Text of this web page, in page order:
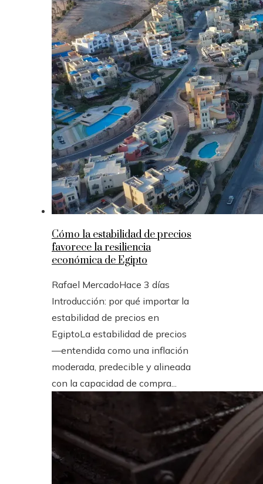
Cómo la estabilidad de precios
favorece la resiliencia
económica de Egipto
Rafael MercadoHace 3 días
Introducción: por qué importar la
estabilidad de precios en
EgiptoLa estabilidad de precios
—entendida como una inflación
moderada, predecible y alineada
con la capacidad de compra...